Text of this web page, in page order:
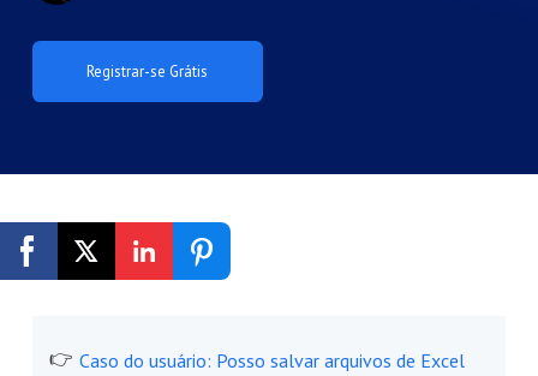
Caso do usuário: Posso salvar arquivos de Excel